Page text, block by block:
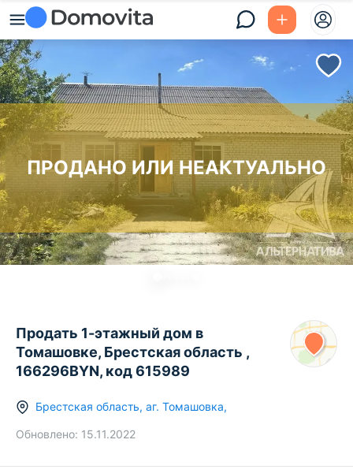
ПРОДАНО ИЛИ НЕАКТУАЛЬНО
Продать 1-этажный дом в
Томашовке, Брестская область ,
166296BYN, код 615989
Брестская область, аг. Томашовка,
Обновлено: 15.11.2022